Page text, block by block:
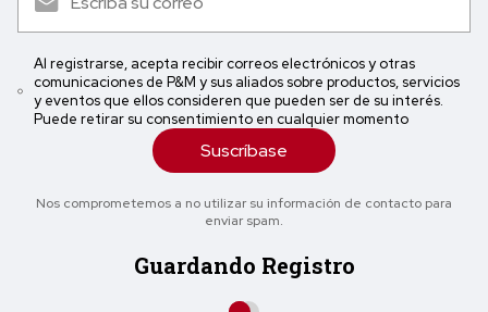
Al registrarse, acepta recibir correos electrónicos y otras
comunicaciones de P&M y sus aliados sobre productos, servicios
y eventos que ellos consideren que pueden ser de su interés.
Puede retirar su consentimiento en cualquier momento
Suscríbase
Nos comprometemos a no utilizar su información de contacto para
enviar spam.
Guardando Registro